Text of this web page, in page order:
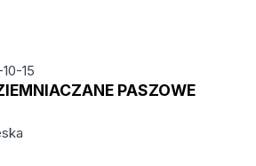
15
PASZOWE